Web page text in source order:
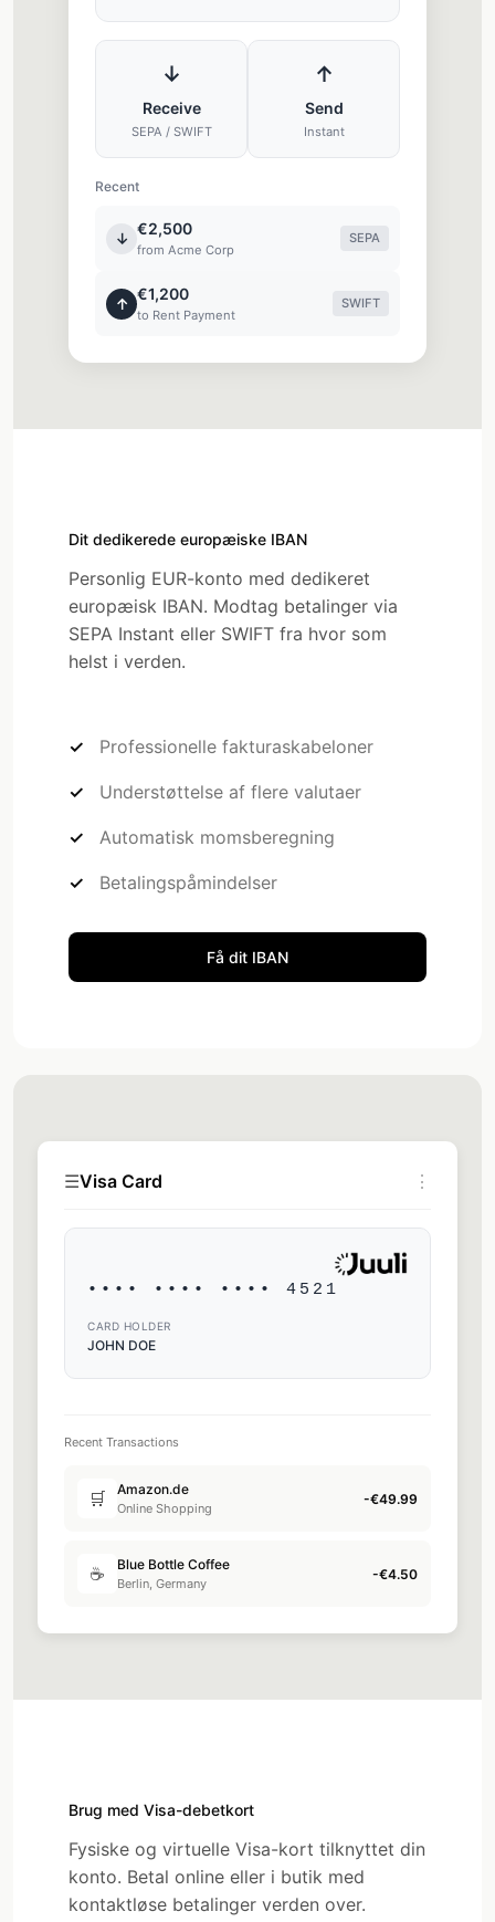
↓
Receive
SEPA / SWIFT
↑
Send
Instant
Recent
↓ €2,500
from Acme Corp
SEPA
↑ €1,200
to Rent Payment
SWIFT
Dit dedikerede europæiske IBAN
Personlig EUR-konto med dedikeret
europæisk IBAN. Modtag betalinger via
SEPA Instant eller SWIFT fra hvor som
helst i verden.
Professionelle fakturaskabeloner
Understøttelse af flere valutaer
Automatisk momsberegning
Betalingspåmindelser
Få dit IBAN
☰Visa Card ⋮
•••• •••• •••• 4521
CARD HOLDER
JOHN DOE
Recent Transactions
📢 Google Ads
Advertising
-€150.00
🎵 Spotify Premium
Subscription
-€9.99
Brug med Visa-debetkort
Fysiske og virtuelle Visa-kort tilknyttet din
konto. Betal online eller i butik med
kontaktløse betalinger verden over.